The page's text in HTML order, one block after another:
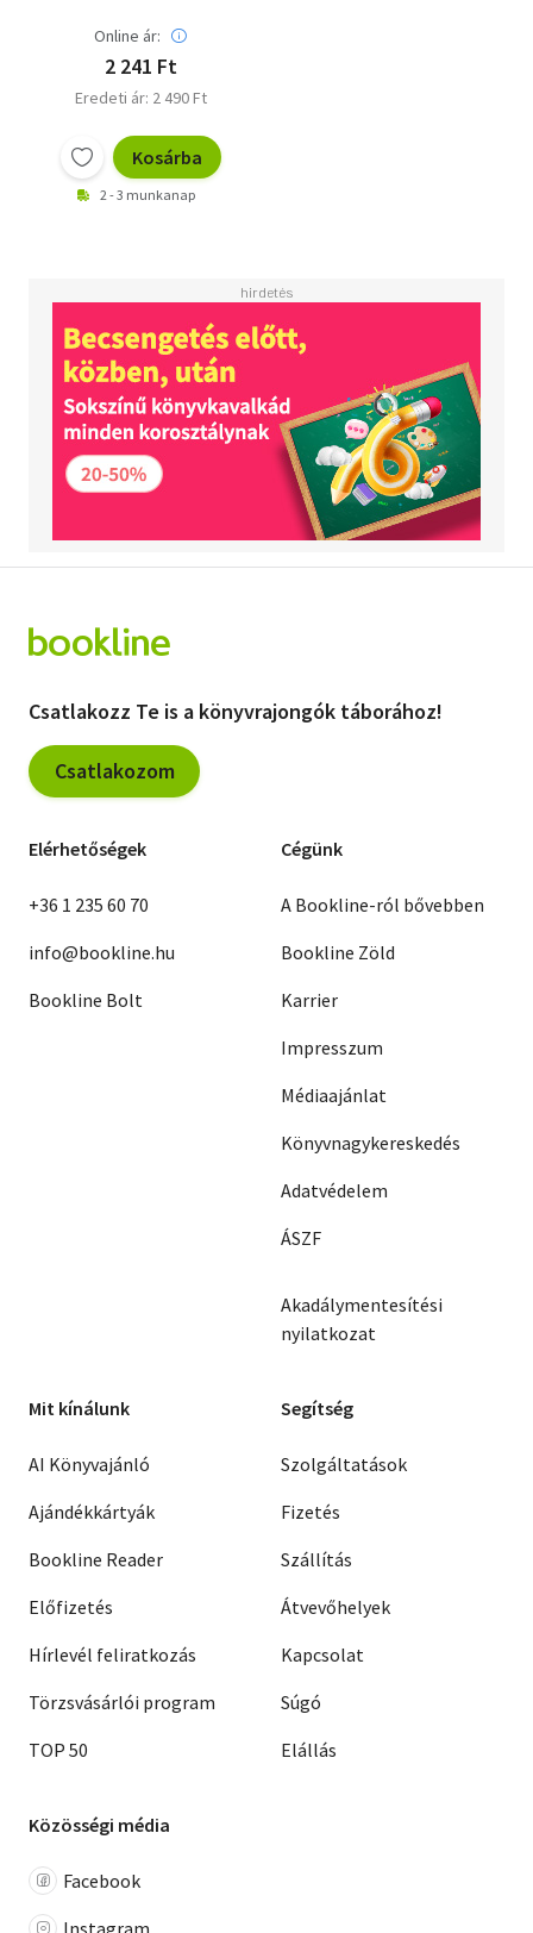
Online ár:
2 241 Ft
Eredeti ár: 2 490 Ft
Kosárba
2 - 3 munkanap
Csatlakozz Te is a könyvrajongók táborához!
Csatlakozom
Elérhetőségek
+36 1 235 60 70
info@bookline.hu
Bookline Bolt
Cégünk
A Bookline-ról bővebben
Bookline Zöld
Karrier
Impresszum
Médiaajánlat
Könyvnagykereskedés
Adatvédelem
ÁSZF
Akadálymentesítési
nyilatkozat
Mit kínálunk
AI Könyvajánló
Ajándékkártyák
Bookline Reader
Előfizetés
Hírlevél feliratkozás
Törzsvásárlói program
TOP 50
Segítség
Szolgáltatások
Fizetés
Szállítás
Átvevőhelyek
Kapcsolat
Súgó
Elállás
Közösségi média
Facebook